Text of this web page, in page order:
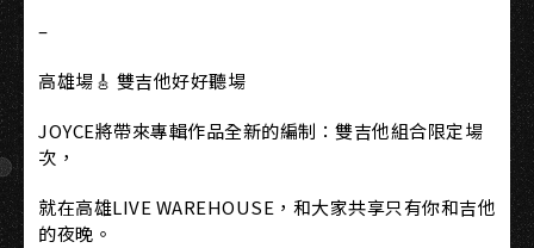
–
高雄場🎸 雙吉他好好聽場
JOYCE將帶來專輯作品全新的編制：雙吉他組合限定場
次，
就在高雄LIVE WAREHOUSE，和大家共享只有你和吉他
的夜晚。